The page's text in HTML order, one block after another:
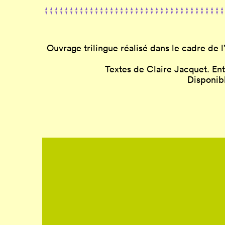
Ouvrage trilingue réalisé dans le cadre de
Textes de Claire Jacquet.